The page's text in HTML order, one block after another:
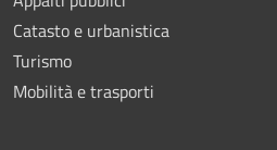
Catasto e urbanistica
Turismo
Mobilità e trasporti